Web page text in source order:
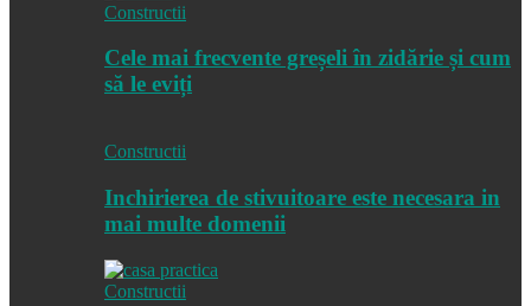
Constructii
Cele mai frecvente greșeli în zidărie și cum
să le eviți
Constructii
Inchirierea de stivuitoare este necesara in
mai multe domenii
Constructii